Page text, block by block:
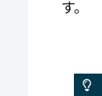
す。